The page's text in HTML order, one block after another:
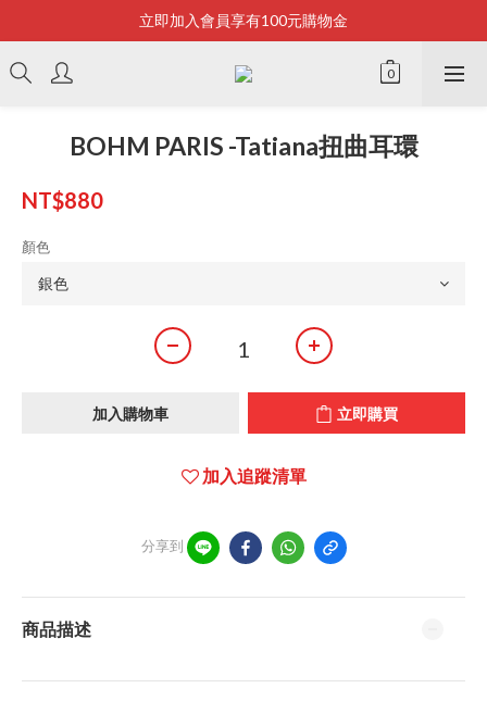
Bonjour~
立即加入會員享有100元購物金
全店滿2500即享免運
BOHM PARIS -Tatiana扭曲耳環
NT$880
顏色
加入購物車 立即購買
加入追蹤清單
分享到
商品描述